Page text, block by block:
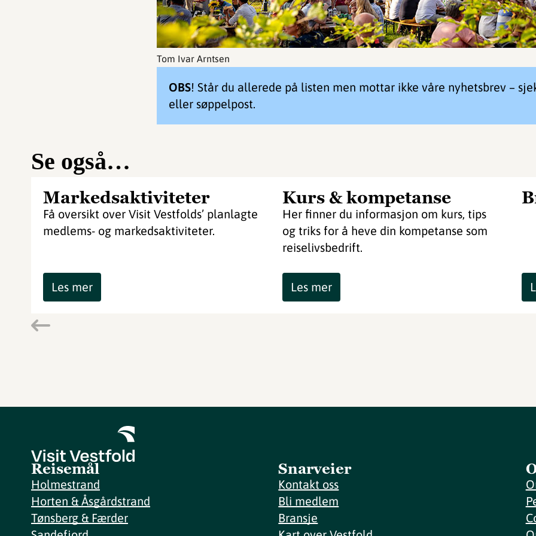
Tom Ivar Arntsen
OBS! Står du allerede på listen men mottar ikke våre nyhetsbrev –
eller søppelpost.
Se også…
Markedsaktiviteter
Få oversikt over Visit Vestfolds’ planlagte
medlems- og markedsaktiviteter.
Les mer
Kurs & kompetanse
Her finner du informasjon om kurs, tips
og triks for å heve din kompetanse som
reiselivsbedrift.
Les mer
Reisemål
Holmestrand
Horten & Åsgårdstrand
Tønsberg & Færder
Snarveier
Kontakt oss
Bli medlem
Bransje